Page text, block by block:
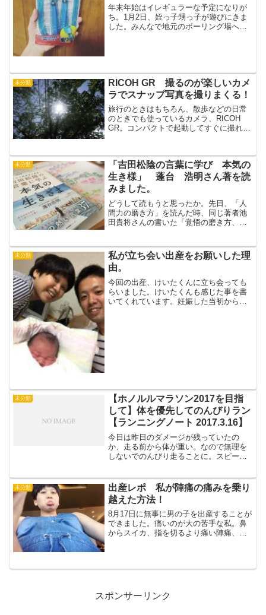
年末年始はイレギュラーな予定になりが
ち。1月2日、姪っ子甥っ子が遊びにきま
した。みんなで地元のボーリング場へ。
未分類
RICOH GR 撮るのが楽しいカメ
ラでスナップ写真を撮りまくる！
旅行のときはもちろん、散歩などの日常
のときでも使っているカメラ、RICOH
GR。コンパクトで起動してすぐに撮れる
写真を撮るのがさらに楽しくなってきま
した。自分の撮っ...
未分類
「吉田松陰の言葉に学び 本気の
生き様」 蓬台 浩明さん著を読
みました。
どうして読もうと思ったか。先日、「人
間力の磨き方」を読んだ時、同じ著者池
田貴将さんの書いた「覚悟の磨き方、超
の本があるなぁと思って開いてみまし
た。吉田松陰が書いた文書を...
未分類
私が立ち会い出産をお願いした理
由。
今回の出産、けいたくんに立ち会っても
らいました。けいたくんも感じた事を書
いてくれています。妊娠した当初から、
未分類
【ホノルルマラソン2017を目指
して】体を優先してのんびりラン
【ランニングノート 2017.3.16】
今日は昨日のダメージが残っていたの
か、走る前から体が重い。なので無理を
しないでのんびり走ることに。スピード
27、28分台で走っているが、今日は30分
かけて走った。...
未分類
出産レポ 私が陣痛の痛みを乗り
越えた方法！
8月17日に無事に男の子を出産することが
できました。痛いのが大の苦手な私。鼻
からスイカ、指を切るより痛い陣痛、痛
ったと感じられたのか...
スポンサーリンク